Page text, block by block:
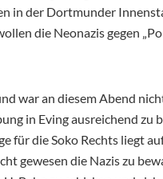
in der Dortmunder
die Neonazis gegen
war an diesem Abend
in Eving ausreichend zu
für die Soko Rechts liegt
gewesen die Nazis zu